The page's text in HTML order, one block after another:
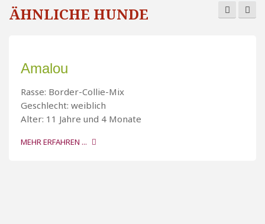
ÄHNLICHE HUNDE
Amalou
Rasse: Border-Collie-Mix
Geschlecht: weiblich
Alter: 11 Jahre und 4 Monate
MEHR ERFAHREN ...